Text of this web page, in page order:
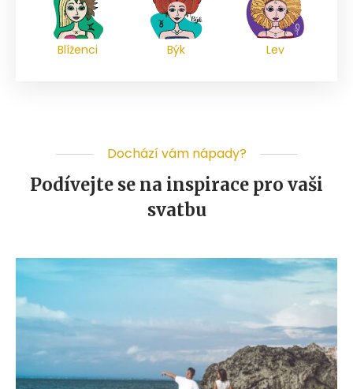
Blíženci Býk Lev
Dochází vám nápady?
Podívejte se na inspirace pro vaši
svatbu